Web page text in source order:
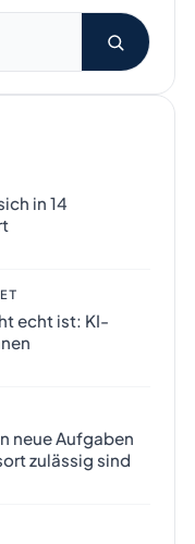
in 14
echt ist: KI-
neue Aufgaben
zulässig sind